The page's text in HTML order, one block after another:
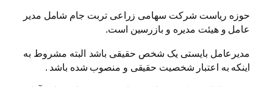
حوزه ریاست شرکت سهامی زراعی تربت جام شامل مدیر
عامل و هیئت مدیره و بازرسین است.
مدیرعامل بایستی یک شخص حقیقی باشد البته مشروط به
اینکه به اعتبار شخصیت حقیقی و منصوب شده باشد .